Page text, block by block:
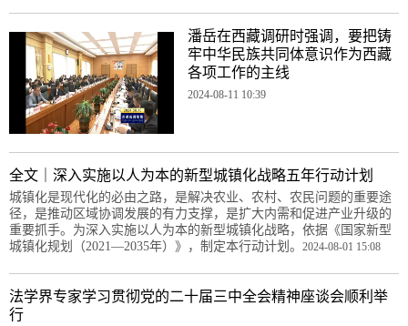
潘岳在西藏调研时强调，要把铸
牢中华民族共同体意识作为西藏
各项工作的主线
2024-08-11 10:39
全文｜深入实施以人为本的新型城镇化战略五年行动计划
城镇化是现代化的必由之路，是解决农业、农村、农民问题的重要途
径，是推动区域协调发展的有力支撑，是扩大内需和促进产业升级的
重要抓手。为深入实施以人为本的新型城镇化战略，依据《国家新型
城镇化规划（2021—2035年）》，制定本行动计划。 2024-08-01 15:08
法学界专家学习贯彻党的二十届三中全会精神座谈会顺利举
行